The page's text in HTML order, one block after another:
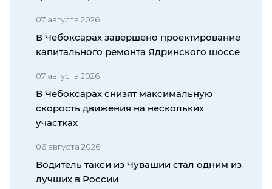
07 августа 2026
В Чебоксарах завершено проектирование
капитального ремонта Ядринского шоссе
07 августа 2026
В Чебоксарах снизят максимальную
скорость движения на нескольких
участках
06 августа 2026
Водитель такси из Чувашии стал одним из
лучших в России